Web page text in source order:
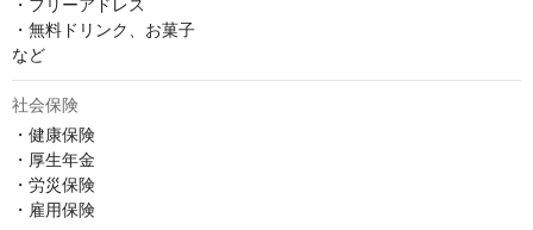
・フリーアドレス
・無料ドリンク、お菓子
など
社会保険
・健康保険
・厚生年金
・労災保険